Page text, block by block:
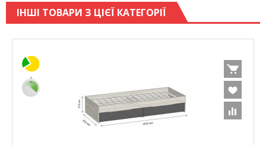
ІНШІ ТОВАРИ З ЦІЄЇ КАТЕГОРІЇ